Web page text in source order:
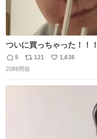
ついに買っちゃった！！
染みの！！ ウォーターフ
返
信
5
リ
ポ
121
い
1,638
20時間前